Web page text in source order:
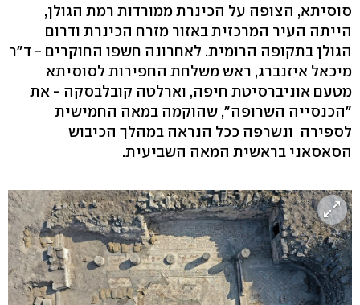
סוסיתא, הצופה על הכינרת ממורדות רמת הגולן,
הייתה העיר המרכזית באזור מזרח הכינרת ודרום
הגולן בתקופה הרומית. לאחרונה חשפו החוקרים - ד"ר
מיכאל איזנברג, ראש משלחת החפירות לסוסיתא
מטעם אוניברסיטת חיפה, וארלטה קובלבסקה - את
"הכנסייה השרופה", שהוקמה במאה החמישית
לספירה ונשרפה ככל הנראה במהלך הכיבוש
הסאסאני בראשית המאה השביעית.